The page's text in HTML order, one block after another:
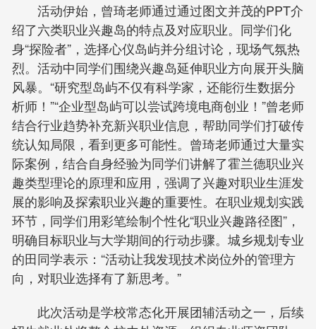
活动伊始，曾琦老师通过通过图文并茂的PPT介
绍了六类职业兴趣岛的特点及对应职业。同学们化
身“探险者”，选择心仪岛屿并分组讨论，现场气氛热
烈。活动中同学们围绕兴趣岛延伸职业方向展开头脑
风暴。“研究型岛屿不仅有科学家，还能衍生数据分
析师！”“企业型岛屿可以尝试跨境电商创业！”曾老师
结合行业趋势补充新兴职业信息，帮助同学们打破传
统认知局限，看到更多可能性。曾琦老师通过大量实
际案例，结合自身经验为同学们讲解了霍兰德职业兴
趣类型理论的原理和应用，强调了兴趣对职业生涯发
展的影响及探索职业兴趣的重要性。在职业规划实践
环节，同学们用彩笔绘制个性化“职业兴趣路径图”，
明确目标职业与大学期间的行动步骤。城乡规划专业
的田同学表示：“活动让我发现技术岗位外的管理方
向，对职业选择有了新思考。”
此次活动是学校常态化开展团辅活动之一，后续